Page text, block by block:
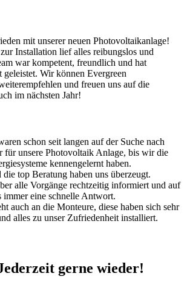
mit unserer neuen Photovoltaikanlage!
Installation lief alles reibungslos und
war kompetent, freundlich und hat
geleistet. Wir können Evergreen
und freuen uns auf die
im nächsten Jahr!
schon seit langen auf der Suche nach
für unsere Photovoltaik Anlage, bis wir die
kennengelernt haben.
top Beratung haben uns überzeugt.
alle Vorgänge rechtzeitig informiert und auf
immer eine schnelle Antwort.
auch an die Monteure, diese haben sich sehr
alles zu unser Zufriedenheit installiert.
gerne wieder!